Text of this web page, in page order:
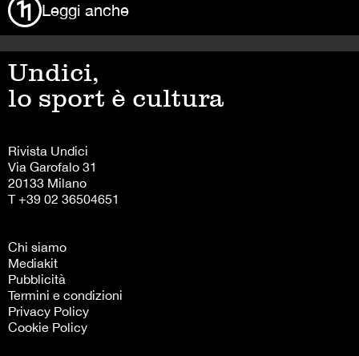
Leggi anche
Undici,
lo sport è cultura
Rivista Undici
Via Garofalo 31
20133 Milano
T +39 02 36504651
Chi siamo
Mediakit
Pubblicità
Termini e condizioni
Privacy Policy
Cookie Policy